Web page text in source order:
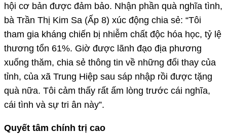
hội cơ bản được đảm bảo. Nhận phần quà nghĩa tình,
bà Trần Thị Kim Sa (Ấp 8) xúc động chia sẻ: “Tôi
tham gia kháng chiến bị nhiễm chất độc hóa học, tỷ lệ
thương tổn 61%. Giờ được lãnh đạo địa phương
xuống thăm, chia sẻ thông tin về những đổi thay của
tỉnh, của xã Trung Hiệp sau sáp nhập rồi được tặng
quà nữa. Tôi cảm thấy rất ấm lòng trước cái nghĩa,
cái tình và sự tri ân này”.
Quyết tâm chính trị cao